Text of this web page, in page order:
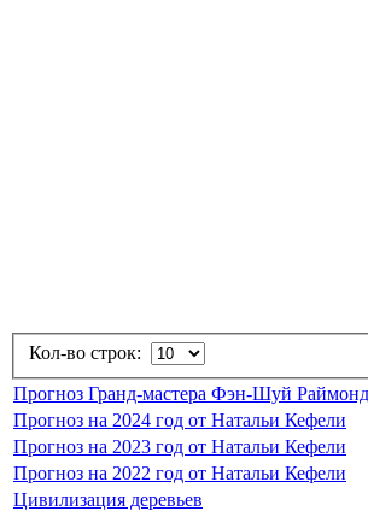
Кол-во строк:
Прогноз Гранд-мастера Фэн-Шуй
Прогноз на 2024 год от Натальи Кефели
Прогноз на 2023 год от Натальи Кефели
Прогноз на 2022 год от Натальи Кефели
Цивилизация деревьев